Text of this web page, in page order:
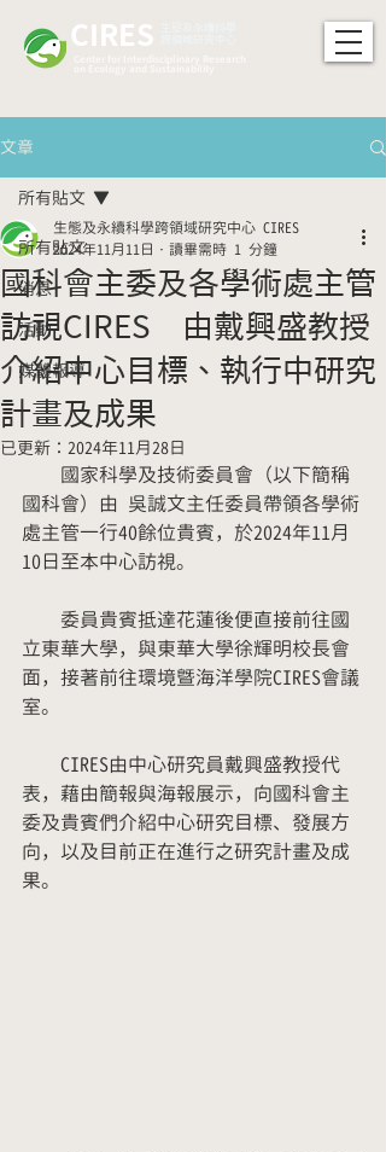
CIRES
文章
所有貼文
消息
活動
媒體報導
所有貼文
國科會主委及各學術處主管
訪視CIRES 由戴興盛教授
介紹中心目標、執行中研究
計畫及成果
生態及永續科學跨領域研究中心 CIRES
2024年11月11日
讀畢需時 1 分鐘
已更新： 2024年11月28日
國家科學及技術委員會（以下簡稱
國科會）由 吳誠文主任委員帶領各學術
處主管一行40餘位貴賓，於2024年11月
10日至本中心訪視。
委員貴賓抵達花蓮後便直接前往國
立東華大學，與東華大學徐輝明校長會
面，接著前往環境曁海洋學院CIRES會議
室。
CIRES由中心研究員戴興盛教授代
表，藉由簡報與海報展示，向國科會主
委及貴賓們介紹中心研究目標、發展方
向，以及目前正在進行之研究計畫及成
果。